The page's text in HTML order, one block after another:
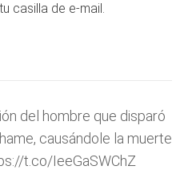
casilla de e-mail.
del hombre que disparó
causándole la muerte
t.co/IeeGaSWChZ